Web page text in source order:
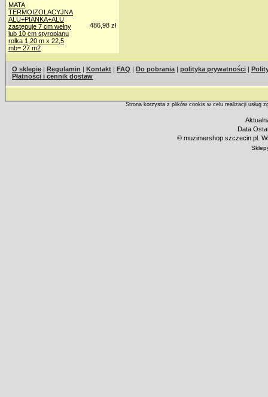
MATA
TERMOIZOLACYJNA
ALU+PIANKA+ALU
zastępuje 7 cm wełny
lub 10 cm styropianu
rolka 1,20 m x 22,5
mb= 27 m2
486,98 zł
O sklepie | Regulamin | Kontakt | FAQ | Do pobrania | polityka prywatności |
Płatności i cennik dostaw
Strona korzysta z plików cookis w celu realizacji usług
Data
© muzimershop.szczecin.pl.